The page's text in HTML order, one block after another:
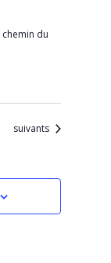
chemin du
Évènements
suivants